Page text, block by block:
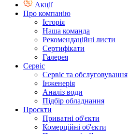
Акції
Про компанію
Історія
Наша команда
Рекомендаційні листи
Сертифікати
Галерея
Сервіс
Сервіс та обслуговування
Інженерія
Аналіз води
Підбір обладнання
Проєкти
Приватні об'єкти
Комерційні об'єкти